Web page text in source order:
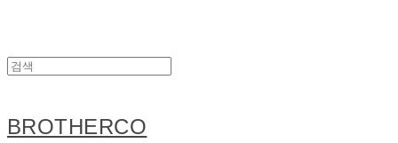
BROTHERCO